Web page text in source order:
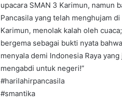
upacara SMAN 3 Karimun, namun
Pancasila yang telah menghujam
Karimun, menolak kalah oleh
bergema sebagai bukti nyata
menyala demi Indonesia Raya
mengabdi untuk negeri!”
#harilahirpancasila
#smantika